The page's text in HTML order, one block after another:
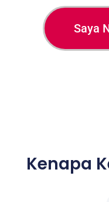
Saya
Kenapa